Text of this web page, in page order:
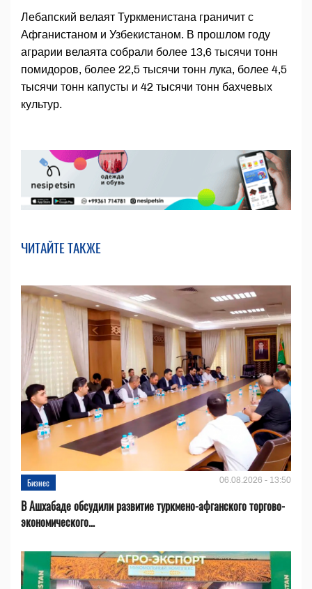
Лебапский велаят Туркменистана граничит с
Афганистаном и Узбекистаном. В прошлом году
аграрии велаята собрали более 13,6 тысячи тонн
помидоров, более 22,5 тысячи тонн лука, более 4,5
тысячи тонн капусты и 42 тысячи тонн бахчевых
культур.
ЧИТАЙТЕ ТАКЖЕ
Бизнес 06.08.2026 - 13:50
В Ашхабаде обсудили развитие туркмено-афганского торгово-
экономического...